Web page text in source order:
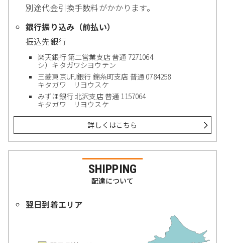
別途代金引換手数料がかかります。
銀行振り込み（前払い）
振込先銀行
楽天銀行 第二営業支店 普通 7271064
シ）キタガワシヨウテン
三菱東京UFJ銀行 錦糸町支店 普通 0784258
キタガワ リヨウスケ
みずほ銀行 北沢支店 普通 1157064
キタガワ リヨウスケ
詳しくはこちら
SHIPPING
配達について
翌日到着エリア